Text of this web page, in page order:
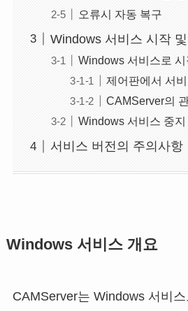
오류시 자동 복구
Windows 서비스 시작
Windows 서비스로 시
제어판에서 서
CAMServer의
Windows 서비스 중지
서비스 버전의 주의사항
Windows 서비스 개요
CAMServer는 Windows 서비